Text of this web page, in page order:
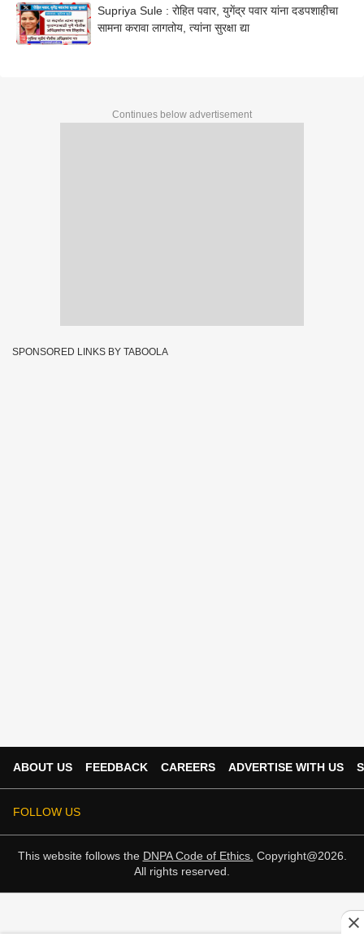
Supriya Sule : रोहित पवार, युगेंद्र पवार यांना दडपशाहीचा
सामना करावा लागतोय, त्यांना सुरक्षा द्या
Continues below advertisement
SPONSORED LINKS BY TABOOLA
ABOUT US FEEDBACK CAREERS ADVERTISE WITH US
FOLLOW US
This website follows the DNPA Code of Ethics. Copyright@2026.
All rights reserved.